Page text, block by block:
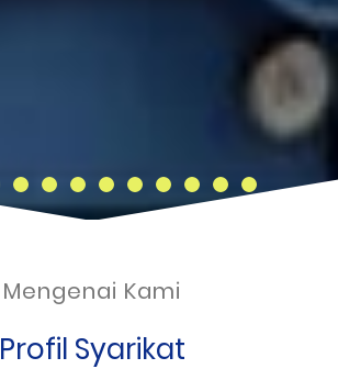
Mengenai Kami
Profil Syarikat